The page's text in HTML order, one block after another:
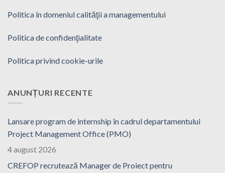
Politica în domeniul calităţii a managementului
Politica de confidenţialitate
Politica privind cookie-urile
ANUNȚURI RECENTE
Lansare program de internship în cadrul departamentului
Project Management Office (PMO)
4 august 2026
CREFOP recrutează Manager de Proiect pentru